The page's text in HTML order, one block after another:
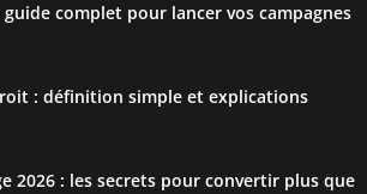
guide complet pour lancer vos campagnes
: définition simple et explications
2026 : les secrets pour convertir plus que